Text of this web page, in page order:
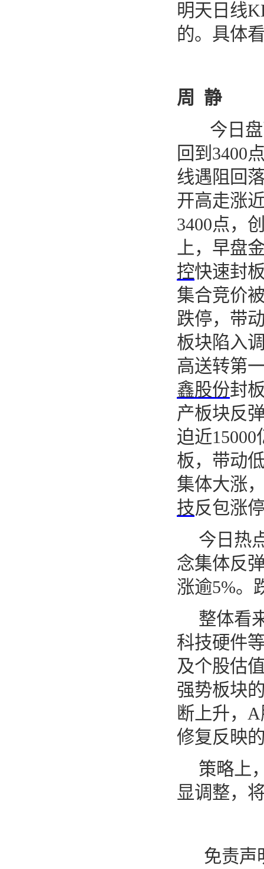
明天日线
的。具体
周
静
今日
回到 3400
线遇阻回
开高走涨
3400点，
上，早盘
控快速封
集合竞价
跌停，带
板块陷入
高送转第
鑫股份封
产板块反
迫近15000
板，带动
集体大涨
技反包涨
今日热
念集体反
涨逾5%。
整体看
科技硬件
及个股估
强势板块
断上升， A
修复反映
策略上
显调整，
免责声